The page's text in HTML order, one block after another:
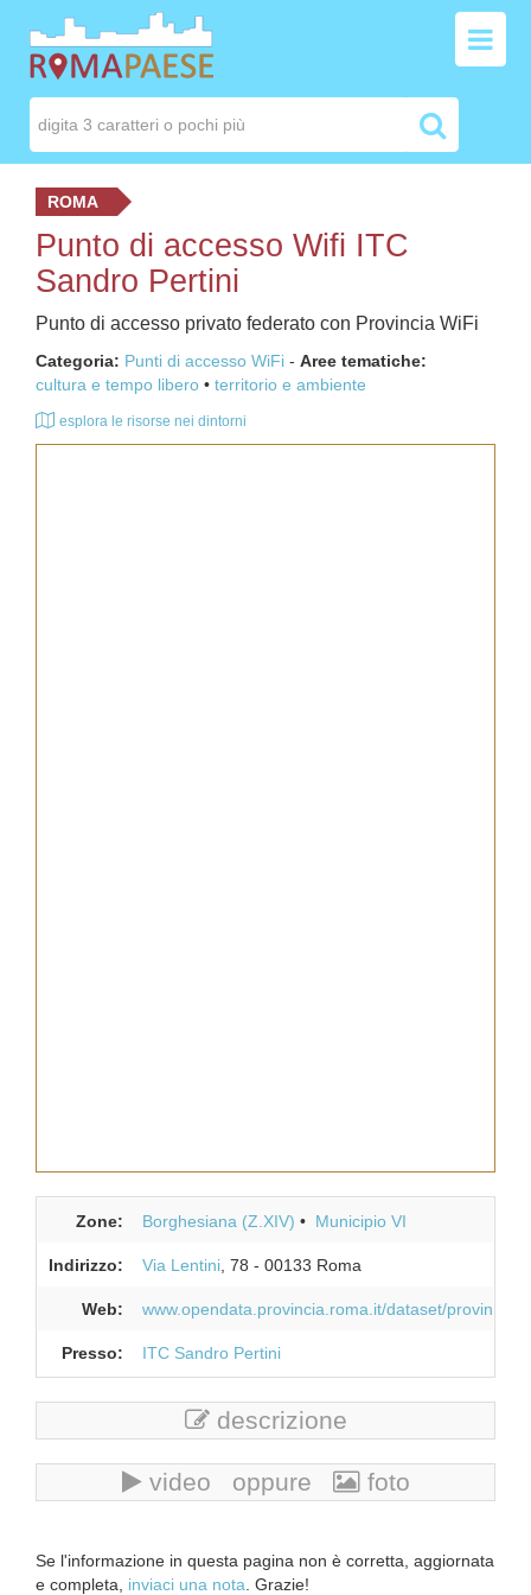
ROMA
Punto di accesso Wifi ITC
Sandro Pertini
Punto di accesso privato federato con Provincia WiFi
Categoria: Punti di accesso WiFi - Aree tematiche:
cultura e tempo libero
territorio e ambiente
esplora le risorse nei dintorni
Zone: Borghesiana (Z.XIV) Municipio VI
Indirizzo: Via Lentini , 78 - 00133 Roma
Web: www.opendata.provincia.roma.it/dataset/
Presso: ITC Sandro Pertini
descrizione
video oppure foto
Se l'informazione in questa pagina non è corretta, aggiornata
e completa, inviaci una nota . Grazie!